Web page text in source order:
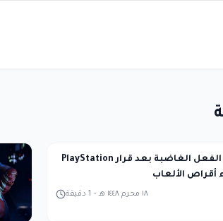
ردود الفعل الغاضبة بعد قرار PlayStation
أقراص الألعاب
1 دقيقة - ١٨ محرم ١٤٤٨ هـ